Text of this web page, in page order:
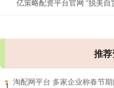
亿策略配资平台官网 “脱美自
推
1 淘配网平台 多家企业称春节